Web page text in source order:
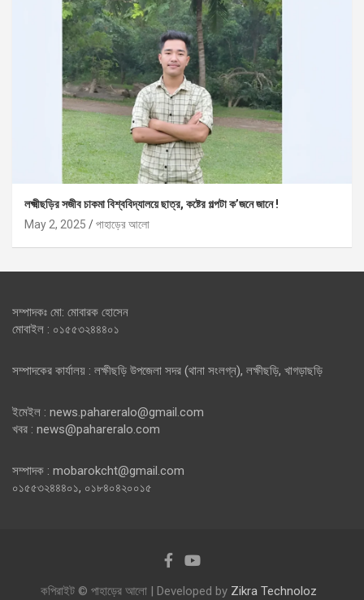
লক্ষ্মীছড়ির সজীব চাকমা বিশ্ববিদ্যালয়ে ছাত্র, কষ্টের গল্পটা ক’জনে জানে !
May 2, 2025
পাহাড়ের আলো
সম্পাদকঃ মো: মোবারক হোসেন
মোবাইল : ০১৫৫৩২৪৪৪০১
সম্পাদকের কার্যালয় : লক্ষীছড়ি উপজেলা সদর (থানা সংলগ্ন), লক্ষীছড়ি, খাগড়াছড়ি
ইমেইল : news.pahareralo@gmail.com
খবর : news@pahareralo.com
সম্পাদক : mobarokcht@gmail.com
০১৫৫৩২৪৪৪০১, ০১৮৪০৪২০০১৫
কপিরাইট © পাহাড়ের আলো | Developed by Zikra Technoloz